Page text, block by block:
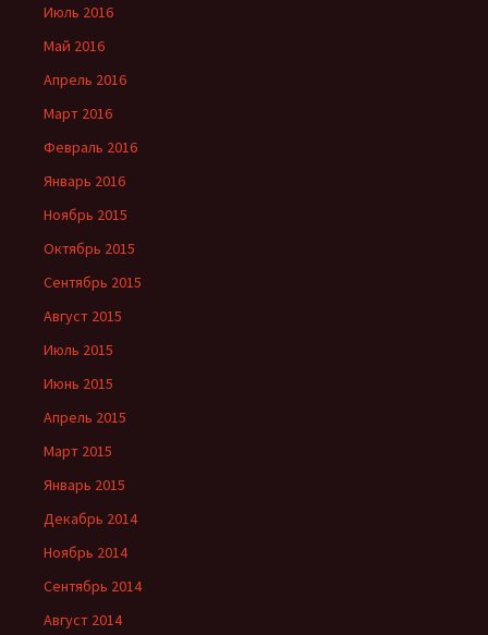
Июль 2016
Май 2016
Апрель 2016
Март 2016
Февраль 2016
Январь 2016
Ноябрь 2015
Октябрь 2015
Сентябрь 2015
Август 2015
Июль 2015
Июнь 2015
Апрель 2015
Март 2015
Январь 2015
Декабрь 2014
Ноябрь 2014
Сентябрь 2014
Август 2014